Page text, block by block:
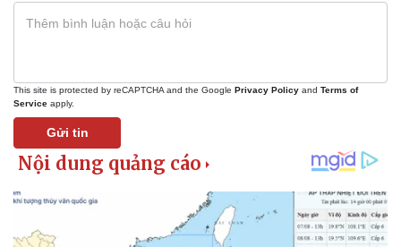
This site is protected by reCAPTCHA and the Google Privacy Policy and Terms of
Service apply.
Gửi tin